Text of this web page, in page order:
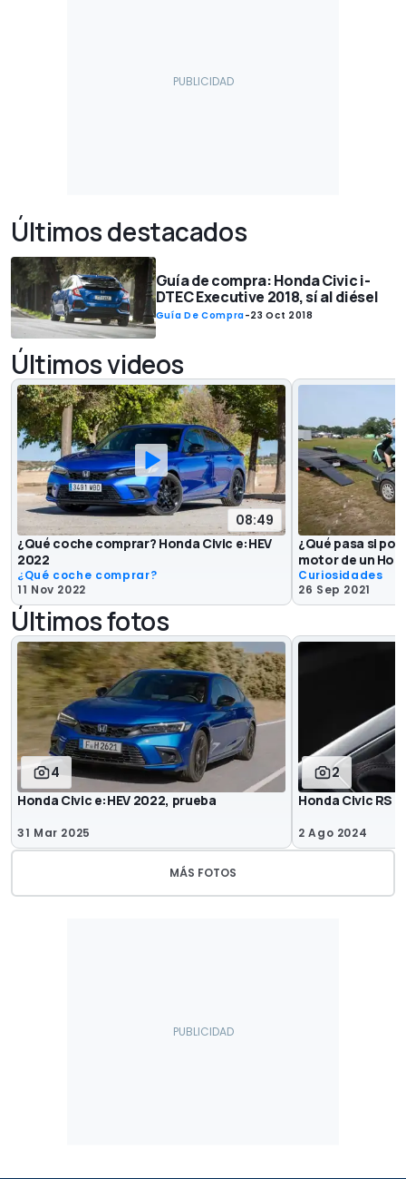
Últimos destacados
Guía de compra: Honda Civic i-
DTEC Executive 2018, sí al diésel
Guía De Compra-23 Oct 2018
Últimos videos
08:49
¿Qué coche comprar? Honda Civic e:HEV
2022
¿Qué coche comprar?
11 Nov 2022
¿Qué pasa si
motor de un
Curiosidades
26 Sep 2021
Últimos fotos
4
Honda Civic e:HEV 2022, prueba
31 Mar 2025
2
Honda Civic RS
2 Ago 2024
MÁS FOTOS